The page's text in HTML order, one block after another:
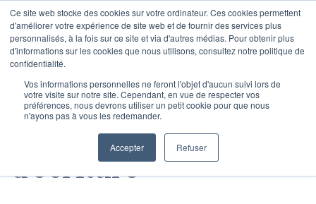
Ce site web stocke des cookies sur votre ordinateur. Ces cookies permettent
d'améliorer votre expérience de site web et de fournir des services plus
personnalisés, à la fois sur ce site et via d'autres médias. Pour obtenir plus
d'informations sur les cookies que nous utilisons, consultez notre politique de
confidentialité.
Vos informations personnelles ne feront l'objet d'aucun suivi lors de
votre visite sur notre site. Cependant, en vue de respecter vos
préférences, nous devrons utiliser un petit cookie pour que nous
n'ayons pas à vous les redemander.
Accepter Refuser
Le blog : nos conseils
d'écriture